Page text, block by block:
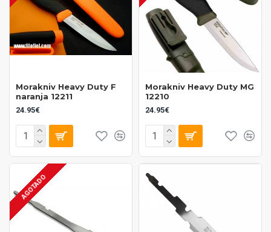
Morakniv Heavy Duty F
naranja 12211
24.95€
Morakniv Heavy Duty MG
12210
24.95€
AGOTADO